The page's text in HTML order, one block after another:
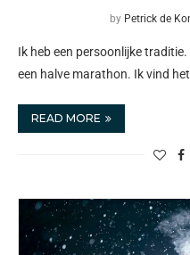
by Petrick de
Ik heb een persoonlijke
een halve marathon. Ik vind
READ MORE